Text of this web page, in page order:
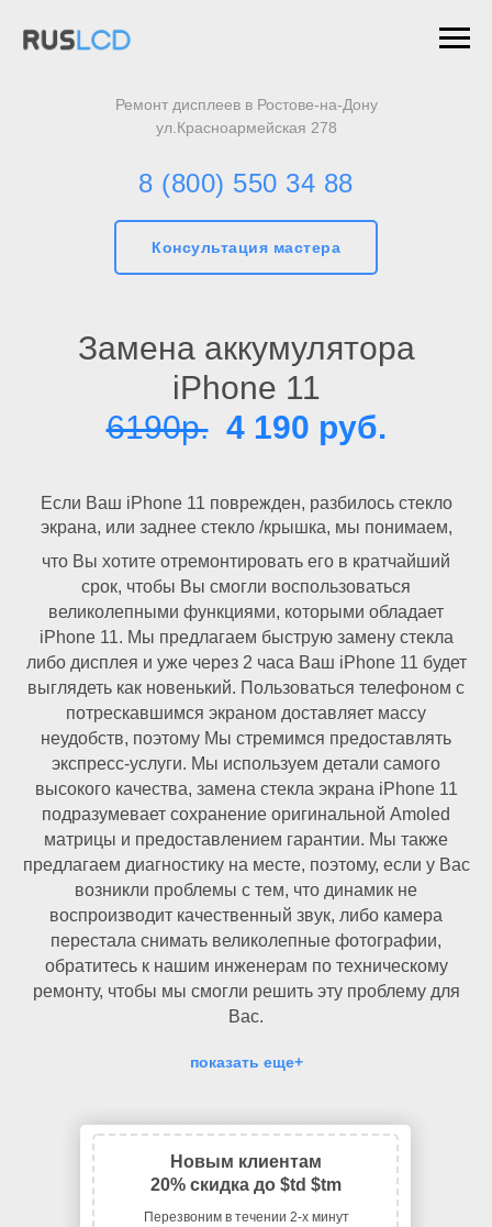
Ремонт дисплеев в Ростове-на-Дону
ул.Красноармейская 278
8 (800) 550 34 88
Консультация мастера
Замена аккумулятора
iPhone 11
6190р. 4 190 руб.
Если Ваш iPhone 11 поврежден, разбилось стекло
экрана, или заднее стекло /крышка, мы понимаем,
что Вы хотите отремонтировать его в кратчайший
срок, чтобы Вы смогли воспользоваться
великолепными функциями, которыми обладает
iPhone 11. Мы предлагаем быструю замену стекла
либо дисплея и уже через 2 часа Ваш iPhone 11 будет
выглядеть как новенький. Пользоваться телефоном с
потрескавшимся экраном доставляет массу
неудобств, поэтому Мы стремимся предоставлять
экспресс-услуги. Мы используем детали самого
высокого качества, замена стекла экрана iPhone 11
подразумевает сохранение оригинальной Amoled
матрицы и предоставлением гарантии. Мы также
предлагаем диагностику на месте, поэтому, если у Вас
возникли проблемы с тем, что динамик не
воспроизводит качественный звук, либо камера
перестала снимать великолепные фотографии,
обратитесь к нашим инженерам по техническому
ремонту, чтобы мы смогли решить эту проблему для
Вас.
показать еще+
Перезвоним в течении 2-х минут
Новым клиентам
20% скидка до $td $tm